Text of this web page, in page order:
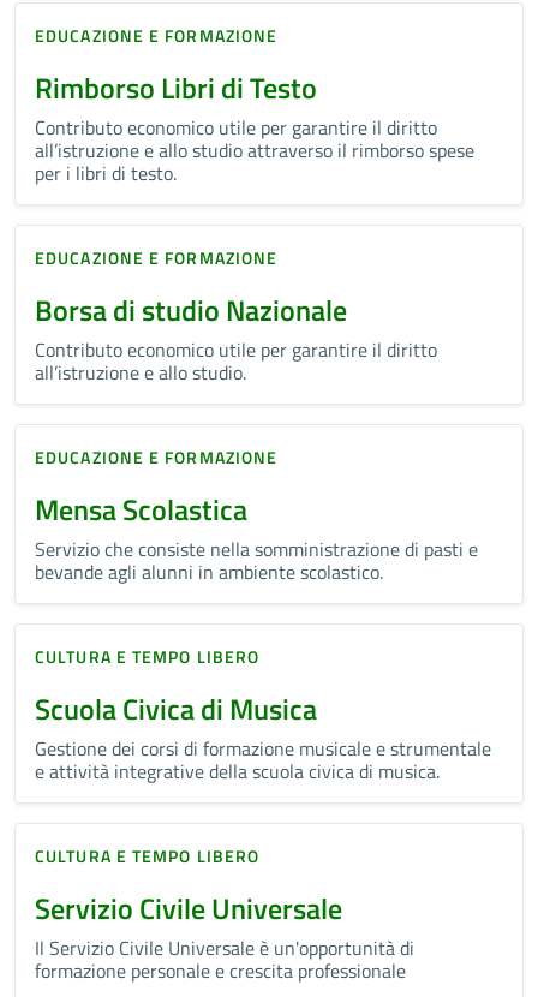
EDUCAZIONE E FORMAZIONE
Rimborso Libri di Testo
Contributo economico utile per garantire il diritto
all’istruzione e allo studio attraverso il rimborso spese
per i libri di testo.
EDUCAZIONE E FORMAZIONE
Borsa di studio Nazionale
Contributo economico utile per garantire il diritto
all’istruzione e allo studio.
EDUCAZIONE E FORMAZIONE
Mensa Scolastica
Servizio che consiste nella somministrazione di pasti e
bevande agli alunni in ambiente scolastico.
CULTURA E TEMPO LIBERO
Scuola Civica di Musica
Gestione dei corsi di formazione musicale e strumentale
e attività integrative della scuola civica di musica.
CULTURA E TEMPO LIBERO
Servizio Civile Universale
Il Servizio Civile Universale è un'opportunità di
formazione personale e crescita professionale